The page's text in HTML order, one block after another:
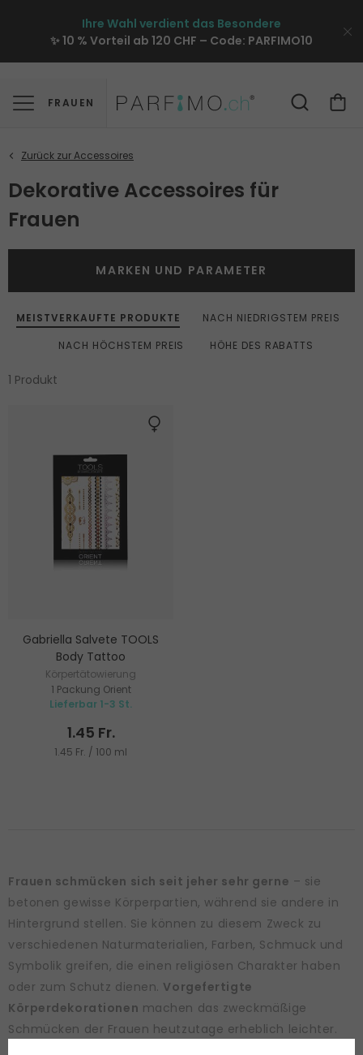
Ihre Wahl verdient das Besondere
✨ 10 % Vorteil ab 120 CHF – Code: PARFIMO10
FRAUEN
Dekorative Accessoires für
Frauen
MEISTVERKAUFTE PRODUKTE
NACH NIEDRIGSTEM PREIS
NACH HÖCHSTEM PREIS
HÖHE DES RABATTS
1 Produkt
MARKEN UND PARAMETER
Gabriella Salvete TOOLS
Body Tattoo
Körpertätowierung
1 Packung Orient
Lieferbar 1-3 St.
1.45 Fr.
1.45 Fr. / 100 ml
Frauen schmücken sich seit jeher sehr gerne – sie
betonen gewisse Körperpartien, während sie andere in
Hintergrund stellen. Sie können zu diesem Zweck zu
verschiedenen Naturmaterialien, Farben, Schmuck und
Symbolik greifen, die einen religiösen Charakter haben
oder zum Schutz dienen. Vorgefertigte
Körperdekorationen machen das zweckmäßige
Schmücken der Frauen heutzutage erheblich leichter.